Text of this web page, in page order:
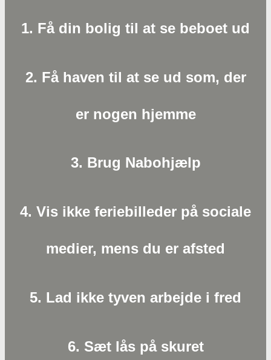
1. Få din bolig til at se beboet ud
2. Få haven til at se ud som, der
er nogen hjemme
3. Brug Nabohjælp
4. Vis ikke feriebilleder på sociale
medier, mens du er afsted
5. Lad ikke tyven arbejde i fred
6. Sæt lås på skuret